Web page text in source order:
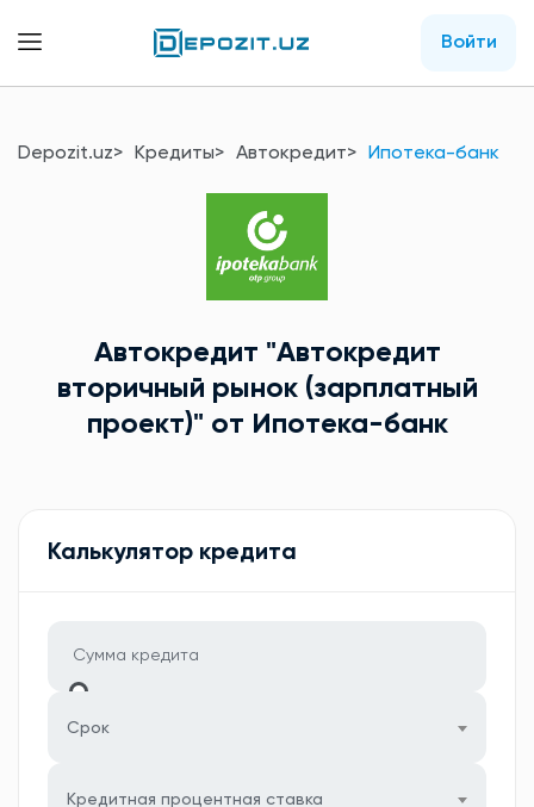
Войти
Depozit.uz Кредиты Автокредит Ипотека-банк
Автокредит "Автокредит
вторичный рынок (зарплатный
проект)" от Ипотека-банк
Калькулятор кредита
Срок
Кредитная процентная ставка